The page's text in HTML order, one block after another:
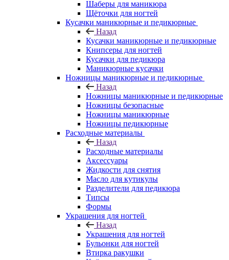
Шаберы для маникюра
Щёточки для ногтей
Кусачки маникюрные и педикюрные
Назад
Кусачки маникюрные и педикюрные
Книпсеры для ногтей
Кусачки для педикюра
Маникюрные кусачки
Ножницы маникюрные и педикюрные
Назад
Ножницы маникюрные и педикюрные
Ножницы безопасные
Ножницы маникюрные
Ножницы педикюрные
Расходные материалы
Назад
Расходные материалы
Аксессуары
Жидкости для снятия
Масло для кутикулы
Разделители для педикюра
Типсы
Формы
Украшения для ногтей
Назад
Украшения для ногтей
Бульонки для ногтей
Втирка ракушки